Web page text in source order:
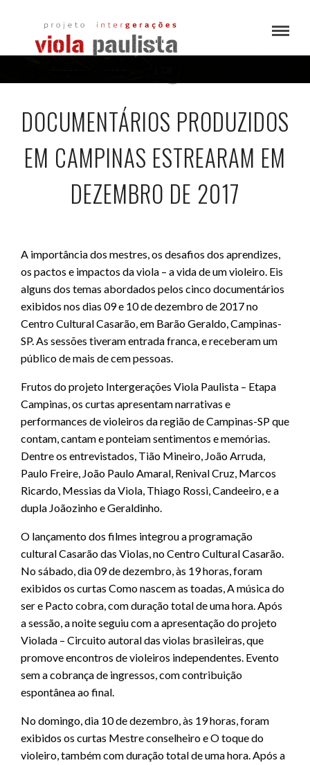
DOCUMENTÁRIOS PRODUZIDOS
EM CAMPINAS ESTREARAM EM
DEZEMBRO DE 2017
A importância dos mestres, os desafios dos aprendizes,
os pactos e impactos da viola – a vida de um violeiro. Eis
alguns dos temas abordados pelos cinco documentários
exibidos nos dias 09 e 10 de dezembro de 2017 no
Centro Cultural Casarão, em Barão Geraldo, Campinas-
SP. As sessões tiveram entrada franca, e receberam um
público de mais de cem pessoas.
Frutos do projeto Intergerações Viola Paulista – Etapa
Campinas, os curtas apresentam narrativas e
performances de violeiros da região de Campinas-SP que
contam, cantam e ponteiam sentimentos e memórias.
Dentre os entrevistados, Tião Mineiro, João Arruda,
Paulo Freire, João Paulo Amaral, Renival Cruz, Marcos
Ricardo, Messias da Viola, Thiago Rossi, Candeeiro, e a
dupla Joãozinho e Geraldinho.
O lançamento dos filmes integrou a programação
cultural Casarão das Violas, no Centro Cultural Casarão.
No sábado, dia 09 de dezembro, às 19 horas, foram
exibidos os curtas Como nascem as toadas, A música do
ser e Pacto cobra, com duração total de uma hora. Após
a sessão, a noite seguiu com a apresentação do projeto
Violada – Circuito autoral das violas brasileiras, que
promove encontros de violeiros independentes. Evento
sem a cobrança de ingressos, com contribuição
espontânea ao final.
No domingo, dia 10 de dezembro, às 19 horas, foram
exibidos os curtas Mestre conselheiro e O toque do
violeiro, também com duração total de uma hora. Após a